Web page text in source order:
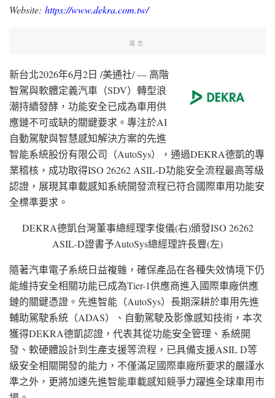
Website: https://www.dekra.com.tw/
廣告
新台北2026年6月2日 /美通社/ — 高階
智駕與軟體定義汽車（SDV）轉型浪
潮持續發酵，功能安全已成為車用供
應鏈不可或缺的關鍵要求。專注於AI
自動駕駛與智慧感知解決方案的先進
智能系統股份有限公司（AutoSys），通過DEKRA德凱的專
業稽核，成功取得ISO 26262 ASIL-D功能安全流程最高等級
認證，展現其車載感知系統開發流程已符合國際車用功能安
全標準要求。
DEKRA德凱台灣董事總經理李俊儀(右)頒發ISO 26262
ASIL-D證書予AutoSys總經理許長豐(左)
隨著汽車電子系統日益複雜，確保產品在各種失效情境下仍
能維持安全相關功能已成為Tier-1供應商進入國際車廠供應
鏈的關鍵憑證。先進智能（AutoSys）長期深耕於車用先進
輔助駕駛系統（ADAS）、自動駕駛及影像感知技術，本次
獲得DEKRA德凱認證，代表其從功能安全管理、系統開
發、軟硬體設計到生產支援等流程，已具備支援ASIL D等
級安全相關開發的能力，不僅滿足國際車廠所要求的嚴謹水
準之外，更將加速先進智能車載感知競爭力躍進全球車用市